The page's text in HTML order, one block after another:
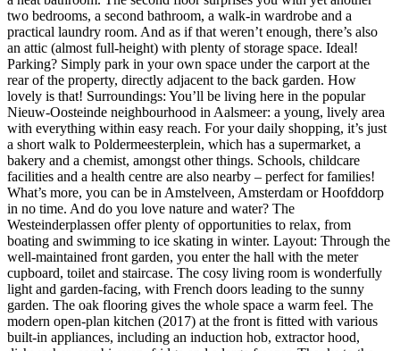
two bedrooms, a second bathroom, a walk-in wardrobe and a
practical laundry room. And as if that weren’t enough, there’s also
an attic (almost full-height) with plenty of storage space. Ideal!
Parking? Simply park in your own space under the carport at the
rear of the property, directly adjacent to the back garden. How
lovely is that! Surroundings: You’ll be living here in the popular
Nieuw-Oosteinde neighbourhood in Aalsmeer: a young, lively area
with everything within easy reach. For your daily shopping, it’s just
a short walk to Poldermeesterplein, which has a supermarket, a
bakery and a chemist, amongst other things. Schools, childcare
facilities and a health centre are also nearby – perfect for families!
What’s more, you can be in Amstelveen, Amsterdam or Hoofddorp
in no time. And do you love nature and water? The
Westeinderplassen offer plenty of opportunities to relax, from
boating and swimming to ice skating in winter. Layout: Through the
well-maintained front garden, you enter the hall with the meter
cupboard, toilet and staircase. The cosy living room is wonderfully
light and garden-facing, with French doors leading to the sunny
garden. The oak flooring gives the whole space a warm feel. The
modern open-plan kitchen (2017) at the front is fitted with various
built-in appliances, including an induction hob, extractor hood,